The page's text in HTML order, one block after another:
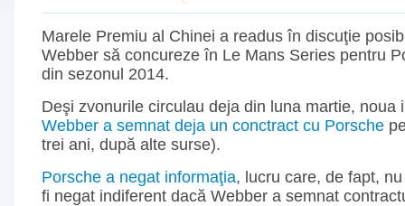
Marele Premiu al Chinei a readus în discuţie
Webber să concureze în Le Mans Series pentru
din sezonul 2014.
Deşi zvonurile circulau deja din luna martie, noua
Webber a semnat deja un conctract cu Porsche
trei ani, după alte surse).
Porsche a negat informaţia, lucru care, de fapt,
fi negat indiferent dacă Webber a semnat